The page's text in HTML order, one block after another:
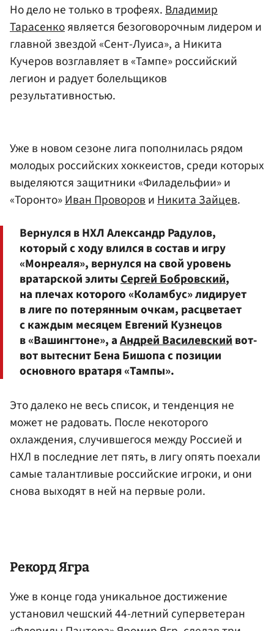
Но дело не только в трофеях.Владимир
Тарасенкоявляется безоговорочным лидером и
главной звездой «Сент-Луиса», а Никита
Кучеров возглавляет в «Тампе» российский
легион и радует болельщиков
результативностью.
Уже в новом сезоне лига пополнилась рядом
молодых российских хоккеистов, среди которых
выделяются защитники «Филадельфии» и
«Торонто»Иван Проворов и Никита Зайцев.
Вернулся в НХЛ Александр Радулов,
который с ходу влился в состав и игру
«Монреаля», вернулся на свой уровень
вратарской элитыСергей Бобровский,
на плечах которого «Коламбус» лидирует
в лиге по потерянным очкам, расцветает
с каждым месяцем Евгений Кузнецов
в «Вашингтоне», аАндрей Василевскийвот-
вот вытеснит Бена Бишопа с позиции
основного вратаря «Тампы».
Это далеко не весь список, и тенденция не
может не радовать. После некоторого
охлаждения, случившегося между Россией и
НХЛ в последние лет пять, в лигу опять поехали
самые талантливые российские игроки, и они
снова выходят в ней на первые роли.
Рекорд Ягра
Уже в конце года уникальное достижение
установил чешский 44-летний суперветеран